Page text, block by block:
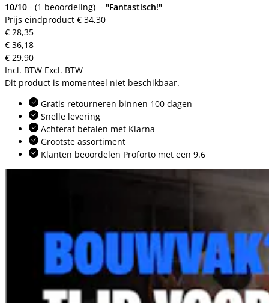
10/10 - (1 beoordeling) - "Fantastisch!"
Prijs eindproduct € 34,30
€ 28,35
€ 36,18
€ 29,90
Incl. BTW Excl. BTW
Dit product is momenteel niet beschikbaar.
Gratis retourneren binnen 100 dagen
Snelle levering
Achteraf betalen met Klarna
Grootste assortiment
Klanten beoordelen Proforto met een 9.6